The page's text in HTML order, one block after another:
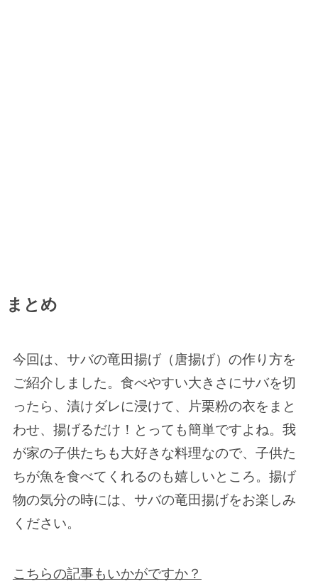
まとめ
今回は、サバの竜田揚げ（唐揚げ）の作り方を
ご紹介しました。食べやすい大きさにサバを切
ったら、漬けダレに浸けて、片栗粉の衣をまと
わせ、揚げるだけ！とっても簡単ですよね。我
が家の子供たちも大好きな料理なので、子供た
ちが魚を食べてくれるのも嬉しいところ。揚げ
物の気分の時には、サバの竜田揚げをお楽しみ
ください。
こちらの記事もいかがですか？